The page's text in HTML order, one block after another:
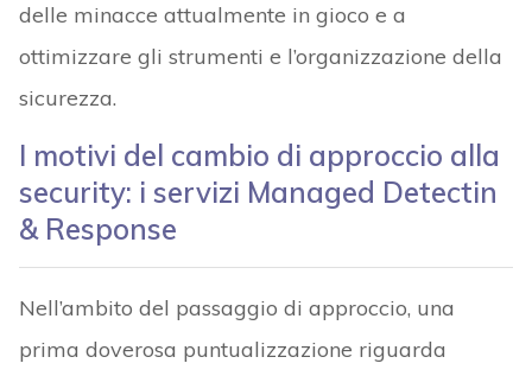
delle minacce attualmente in gioco e a
ottimizzare gli strumenti e l’organizzazione della
sicurezza.
I motivi del cambio di approccio alla
security: i servizi Managed Detectin
& Response
Nell’ambito del passaggio di approccio, una
prima doverosa puntualizzazione riguarda